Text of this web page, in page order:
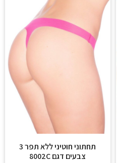
תחתוני חוטיני ללא תפר 3
צבעים דגם 8002C